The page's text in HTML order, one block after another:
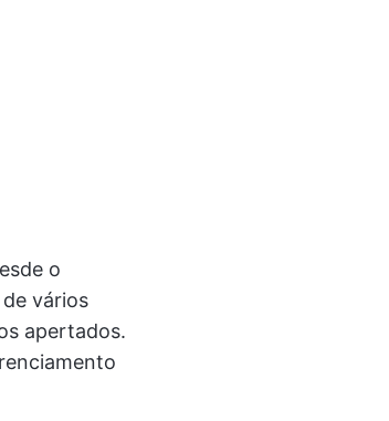
o
vários
apertados.